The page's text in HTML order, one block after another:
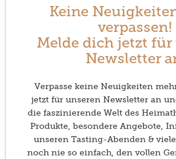
Keine
verpassen!
Melde dich jetzt für
Newsletter
Verpasse keine Neuigkeiten
jetzt für unseren Newsletter an
die faszinierende Welt des
Produkte, besondere Angebote,
unseren Tasting-Abenden &
noch nie so einfach, den vollen